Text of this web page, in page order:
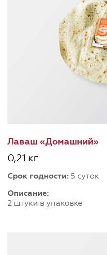
Лаваш «Домашний»
0,21 кг
Срок годности: 5 суток
Описание:
2 штуки в упаковке